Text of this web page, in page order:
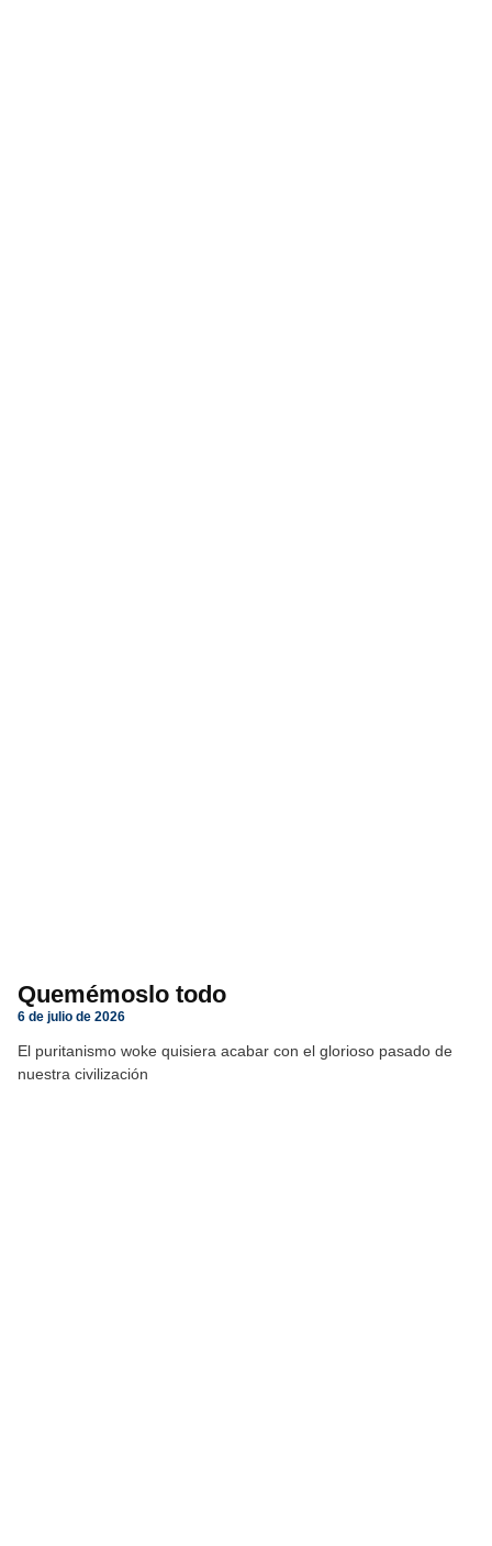
Quemémoslo todo
6 de julio de 2026
El puritanismo woke quisiera acabar con el glorioso pasado de
nuestra civilización